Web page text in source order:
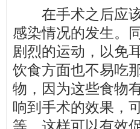
在手术之后应该
感染情况的发生。
剧烈的运动，以免
饮食方面也不易吃
物，因为这些食物
响到手术的效果，
等，这样可以有效